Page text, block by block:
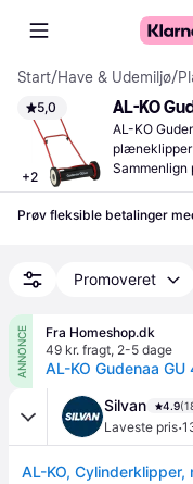
Start/Have & Udemiljø/
5,0
+2
AL-KO
AL-KO
plæneklipper
skubbe og
Sammenlign
Prøv fleksible betalinger
Promoveret
ANNONCE
Fra Homeshop.dk
49 kr. fragt, 2-5 dage
Silvan 4.9
Laveste pris·
AL-KO, Cylinderklipper,